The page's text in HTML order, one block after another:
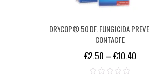
DRYCOP® 50 DF. FUNGICIDA
CONTACTE
€2.50 –€10.40